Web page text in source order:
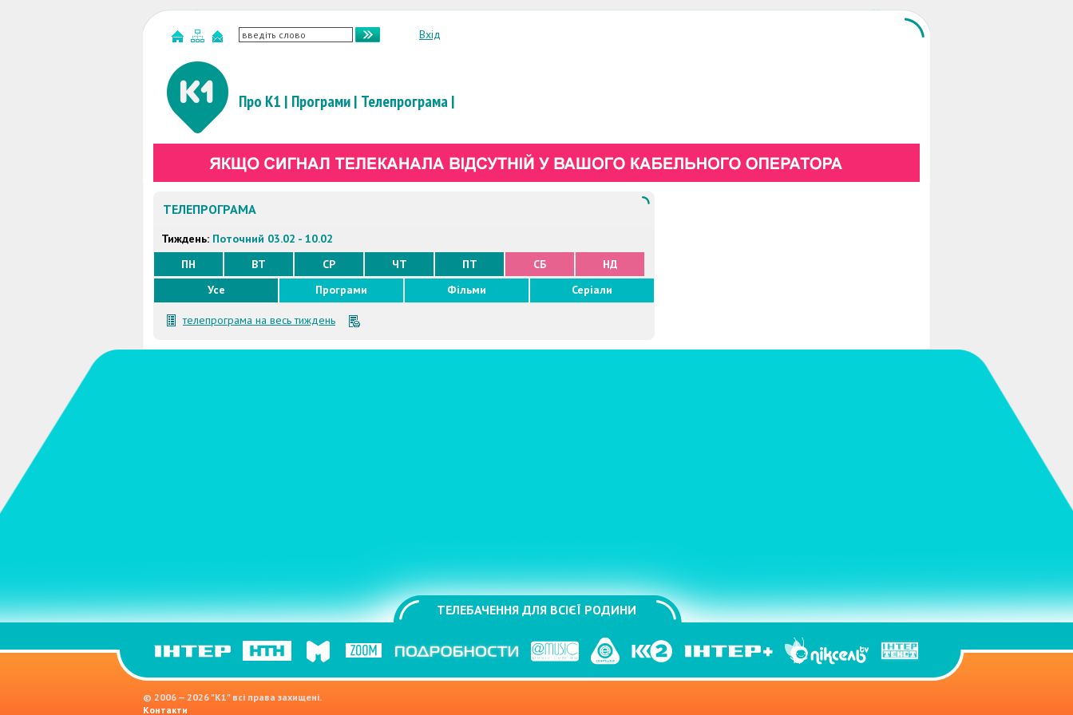
Вхід
Про К1 | Програми| Телепрограма|
ТЕЛЕПРОГРАМА
Тиждень: Поточний 03.02 - 10.02
ПН
ВТ СР ЧТ ПТ СБ
НД
Усе
Програми Фільми Серіали
телепрограма на весь тиждень
ТЕЛЕБАЧЕННЯ ДЛЯ ВСІЄЇ РОДИНИ
© 2006 — 2026 "K1" всі права захищені.
Контакти